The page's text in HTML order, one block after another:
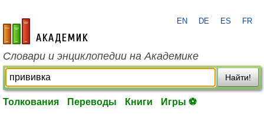
academic.ru
EN DE ES FR
Словари и энциклопедии на Академике
Найти!
Толкования Переводы Книги Игры ⚽